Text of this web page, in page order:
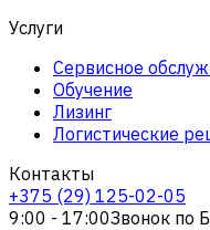
Услуги
Сервисное
Обучение
Лизинг
Логистические
Контакты
+375 (29) 125-02-05
9:00 - 17:00Звонок по